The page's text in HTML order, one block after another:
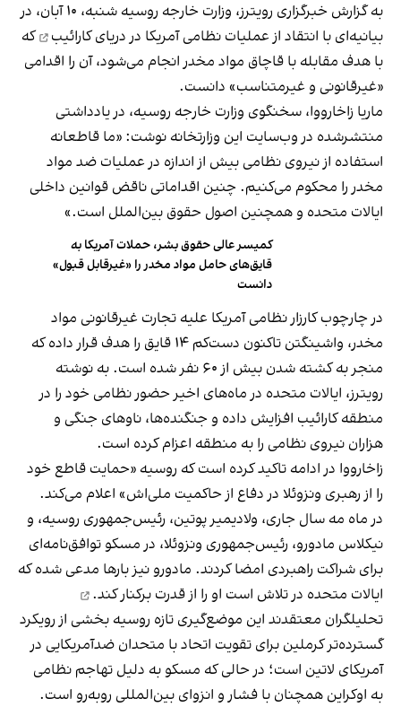
به گزارش خبرگزاری رویترز، وزارت خارجه روسیه شنبه، ۱۰ آبان، در
بیانیه‌ای با انتقاد ازعملیات نظامی آمریکا در دریای کارائیب
که
با هدف مقابله با قاچاق مواد مخدر انجام می‌شود، آن را اقدامی
«غیرقانونی و غیرمتناسب» دانست.
ماریا زاخارووا، سخنگوی وزارت خارجه روسیه، در یادداشتی
منتشرشده در وب‌سایت این وزارتخانه نوشت: «ما قاطعانه
استفاده از نیروی نظامی بیش از اندازه در عملیات ضد مواد
مخدر را محکوم می‌کنیم. چنین اقداماتی ناقض قوانین داخلی
ایالات متحده و همچنین اصول حقوق بین‌الملل است.»
کمیسر عالی حقوق بشر، حملات آمریکا به
قایق‌های حامل مواد مخدر را «غیرقابل قبول»
دانست
در چارچوب کارزار نظامی آمریکا علیه تجارت غیرقانونی مواد
مخدر، واشینگتن تاکنون دست‌کم ۱۴ قایق را هدف قرار داده که
منجر به کشته شدن بیش از ۶۰ نفر شده است. به نوشته
رویترز، ایالات متحده در ماه‌های اخیر حضور نظامی خود را در
منطقه کارائیب افزایش داده و جنگنده‌ها، ناوهای جنگی و
هزاران نیروی نظامی را به منطقه اعزام کرده است.
زاخارووا در ادامه تاکید کرده است که روسیه «حمایت قاطع خود
را از رهبری ونزوئلا در دفاع از حاکمیت ملی‌اش» اعلام می‌کند.
در ماه مه سال جاری، ولادیمیر پوتین، رئیس‌جمهوری روسیه، و
نیکلاس مادورو، رئیس‌جمهوری ونزوئلا، در مسکو توافق‌نامه‌ای
برای شراکت راهبردی امضا کردند. مادورو نیز بارها مدعی شده که
ایالات متحده درتلاش است او را از قدرت برکنار کند.
تحلیلگران معتقدند این موضع‌گیری تازه روسیه بخشی از رویکرد
گسترده‌تر کرملین برای تقویت اتحاد با متحدان ضدآمریکایی در
آمریکای لاتین است؛ در حالی که مسکو به دلیل تهاجم نظامی
به اوکراین همچنان با فشار و انزوای بین‌المللی روبه‌رو است.